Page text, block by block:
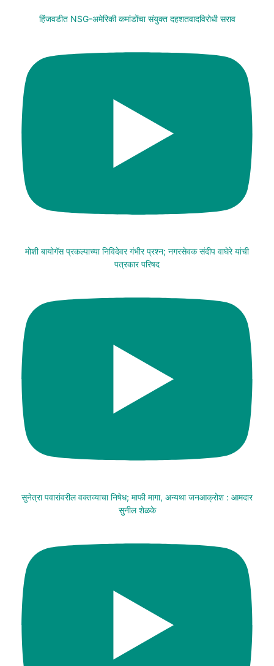
हिंजवडीत NSG-अमेरिकी कमांडोंचा संयुक्त दहशतवादविरोधी सराव
मोशी बायोगॅस प्रकल्पाच्या निविदेवर गंभीर प्रश्न; नगरसेवक संदीप वाघेरे यांची
पत्रकार परिषद
सुनेत्रा पवारांवरील वक्तव्याचा निषेध; माफी मागा, अन्यथा जनआक्रोश : आमदार
सुनील शेळके